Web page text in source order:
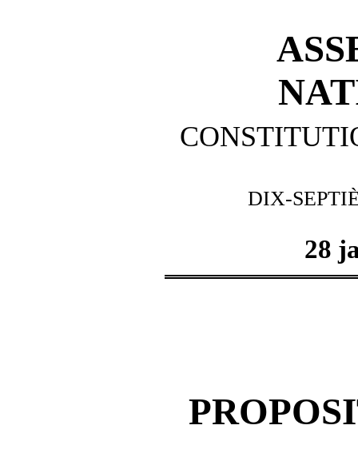
DIX-
28